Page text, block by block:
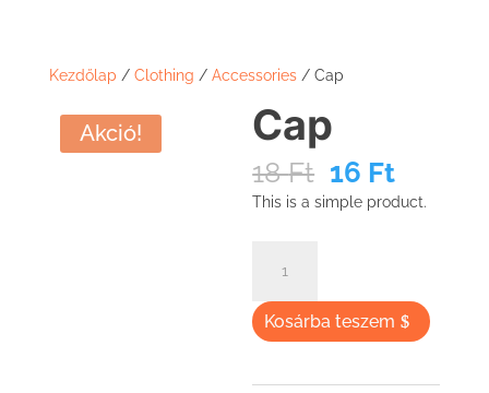
Kezdőlap / Clothing / Accessories/ Cap
Akció! Cap
18Ft Original
price
was:
16 Ft
price
This is a simple product.
mennyiség
Kosárba teszem